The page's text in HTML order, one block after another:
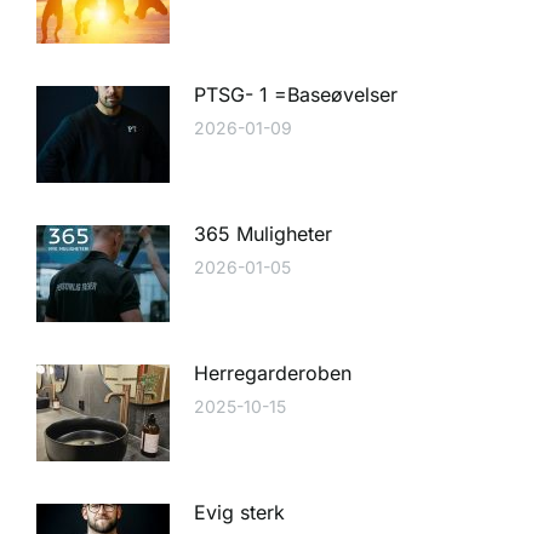
PTSG- 1 =Baseøvelser
2026-01-09
365 Muligheter
2026-01-05
Herregarderoben
2025-10-15
Evig sterk